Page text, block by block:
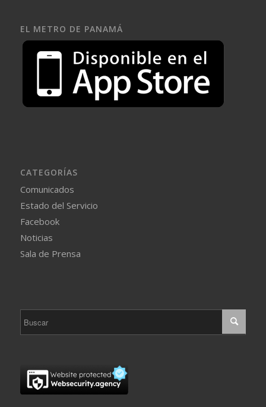
EL METRO DE PANAMÁ
CATEGORÍAS
Comunicados
Estado del Servicio
Facebook
Noticias
Sala de Prensa